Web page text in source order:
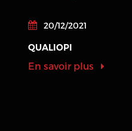
20/12/2021
QUALIOPI
En savoir plus